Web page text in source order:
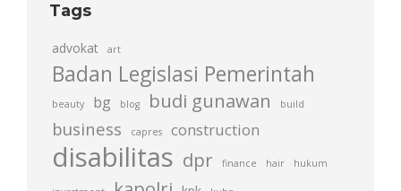
Tags
advokat art
Badan Legislasi Pemerintah
beauty bg blog budi gunawan build
business capres construction
disabilitas dpr finance hair hukum